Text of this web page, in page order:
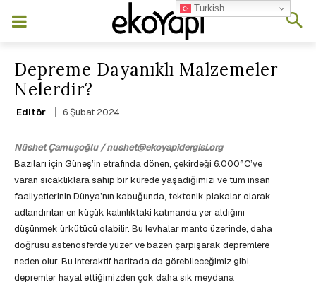
Depreme Dayanıklı Malzemeler
Nelerdir?
Editör 6 Şubat 2024
Nüshet Çamuşoğlu / nushet@ekoyapidergisi.org
Bazıları için Güneş’in etrafında dönen, çekirdeği 6.000°C’ye
varan sıcaklıklara sahip bir kürede yaşadığımızı ve tüm insan
faaliyetlerinin Dünya’nın kabuğunda, tektonik plakalar olarak
adlandırılan en küçük kalınlıktaki katmanda yer aldığını
düşünmek ürkütücü olabilir. Bu levhalar manto üzerinde, daha
doğrusu astenosferde yüzer ve bazen çarpışarak depremlere
neden olur. Bu interaktif haritada da görebileceğimiz gibi,
depremler hayal ettiğimizden çok daha sık meydana
Turkish